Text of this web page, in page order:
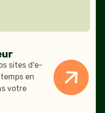
sites d'e-
en
votre